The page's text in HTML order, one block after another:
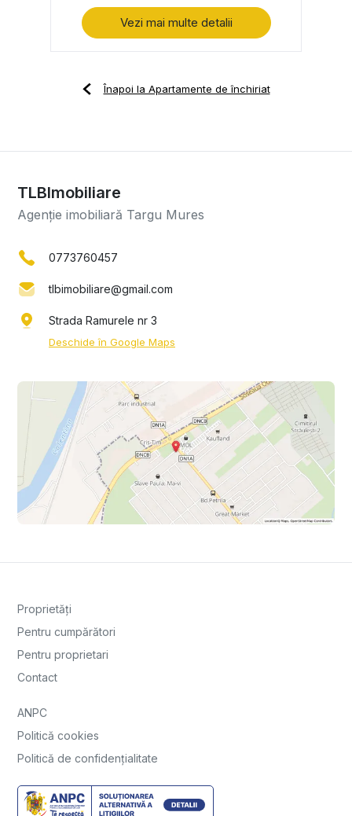
Vezi mai multe detalii
Înapoi la Apartamente de închiriat
TLBImobiliare
Agenție imobiliară Targu Mures
0773760457
tlbimobiliare@gmail.com
Strada Ramurele nr 3
Deschide în Google Maps
Proprietăți
Pentru cumpărători
Pentru proprietari
Contact
ANPC
Politică cookies
Politică de confidențialitate